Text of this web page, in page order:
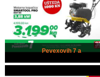
Pevexovih 7 a